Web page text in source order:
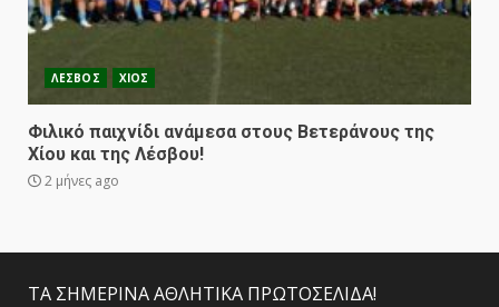
ΛΕΣΒΟΣ ΧΙΟΣ
Φιλικό παιχνίδι ανάμεσα στους Βετεράνους της
Χίου και της Λέσβου!
2 μήνες ago
ΤΑ ΣΗΜΕΡΙΝΑ ΑΘΛΗΤΙΚΑ ΠΡΩΤΟΣΕΛΙΔΑ!